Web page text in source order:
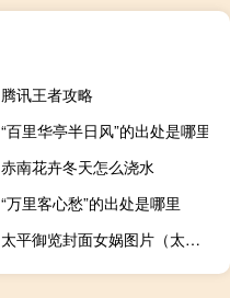
腾讯王者攻略
“百里华亭半日风”的出处是哪里
赤南花卉冬天怎么浇水
“万里客心愁”的出处是哪里
太平御览封面女娲图片（太平御览 风俗通女娲造人 的古文翻译）